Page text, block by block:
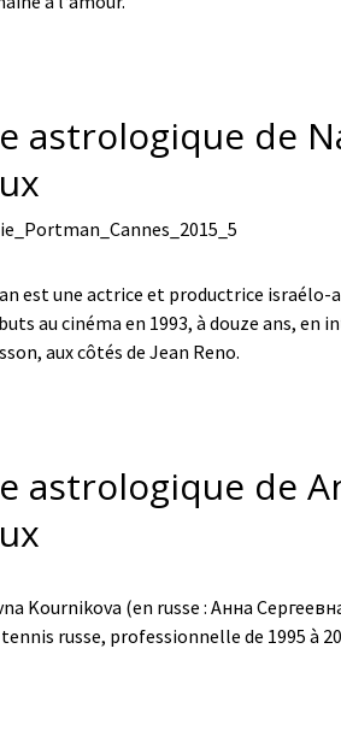
astrologique de
est une actrice et productrice israélo-
au cinéma en 1993, à douze ans,
aux côtés de Jean Reno.
astrologique de
Kournikova (en russe : Анна
tennis russe, professionnelle de 1995 à